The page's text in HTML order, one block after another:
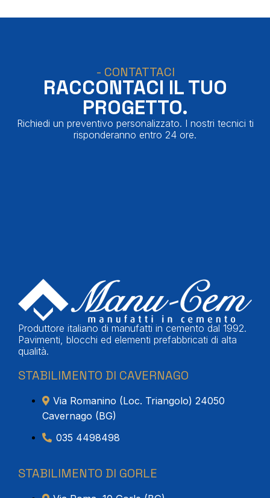
- CONTATTACI
RACCONTACI IL TUO
PROGETTO.
Richiedi un preventivo personalizzato. I nostri tecnici ti
risponderanno entro 24 ore.
Produttore italiano di manufatti in cemento dal 1992.
Pavimenti, blocchi ed elementi prefabbricati di alta
qualità.
STABILIMENTO DI CAVERNAGO
Via Romanino (Loc. Triangolo) 24050
Cavernago (BG)
035 4498498
STABILIMENTO DI GORLE